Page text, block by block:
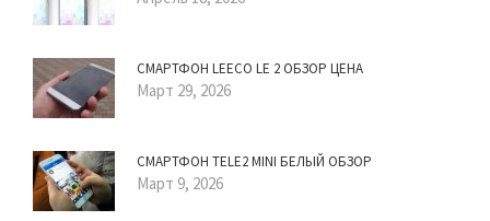
СМАРТФОН LEECO LE 2 ОБЗОР ЦЕНА
Март 29, 2026
СМАРТФОН TELE2 MINI БЕЛЫЙ ОБЗОР
Март 9, 2026